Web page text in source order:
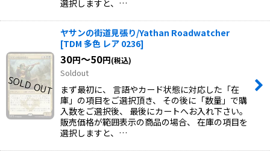
選択しますと、…
ヤサンの街道見張り/Yathan Roadwatcher
[TDM 多色 レア 0236]
30円～50円(税込)
Soldout
まず最初に、 言語やカード状態に対応した「在
庫」の項目をご選択頂き、 その後に「数量」で購
入数をご選択後、 最後にカートへお入れ下さい。
販売価格が範囲表示の商品の場合、 在庫の項目を
選択しますと、…